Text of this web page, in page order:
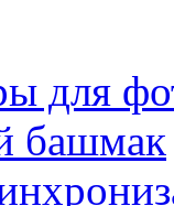
для
башмак